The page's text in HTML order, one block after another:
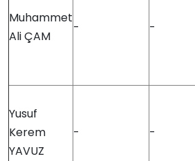
Muhammet
Ali ÇAM
- -
Yusuf
Kerem
YAVUZ
- -